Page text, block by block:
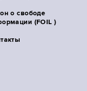
о свободе
(FOIL )